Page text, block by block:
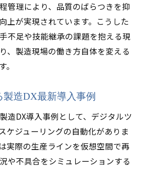
管理により、品質のばらつきを抑
上が実現されています。こうした
不足や技能継承の課題を抱える現
、製造現場の働き方自体を変える
造DX最新導入事例
造DX導入事例として、デジタルツ
ケジューリングの自動化がありま
実際の生産ラインを仮想空間で再
や不具合をシミュレーションする